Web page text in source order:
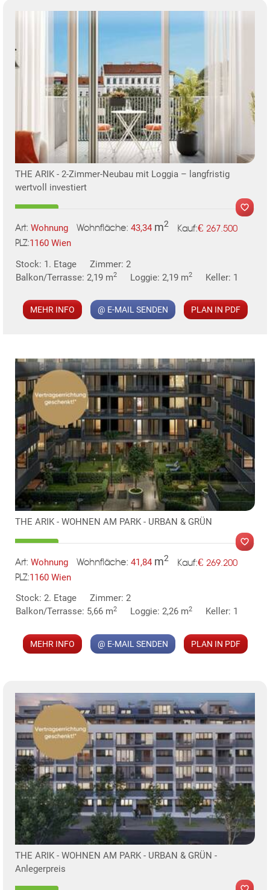
THE ARIK - 2-Zimmer-Neubau mit Loggia – langfristig
wertvoll investiert
Art: Wohnung Wohnfläche: 43,34 m2 Kauf:€ 267.500
PLZ:1160 Wien
Stock: 1. Etage
Zimmer: 2
Balkon/Terrasse: 2,19 m2 Loggie: 2,19 m2 Keller: 1
MEHR INFO @ E-MAIL SENDEN PLAN IN PDF
THE ARIK - WOHNEN AM PARK - URBAN & GRÜN
Art: Wohnung Wohnfläche: 41,84 m2 Kauf:€ 269.200
PLZ:1160 Wien
Stock: 2. Etage
Zimmer: 2
Balkon/Terrasse: 5,66 m2 Loggie: 2,26 m2 Keller: 1
MEHR INFO @ E-MAIL SENDEN PLAN IN PDF
THE ARIK - WOHNEN AM PARK - URBAN & GRÜN -
Anlegerpreis